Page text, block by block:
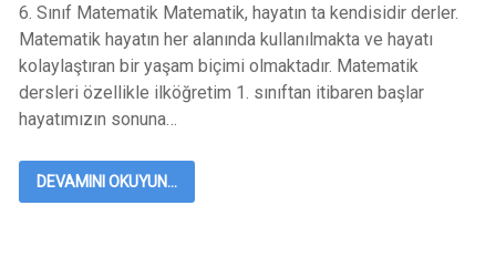
6. Sınıf Matematik Matematik, hayatın ta kendisidir derler.
Matematik hayatın her alanında kullanılmakta ve hayatı
kolaylaştıran bir yaşam biçimi olmaktadır. Matematik
dersleri özellikle ilköğretim 1. sınıftan itibaren başlar
hayatımızın sonuna…
DEVAMINI OKUYUN...